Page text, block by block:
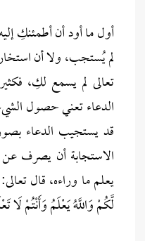
أول ما أود أن أطمئنكِ
لم يُستجب، ولا أن
تعالى لم يسمع لكِ،
الدعاء تعني حصول الشيء
قد يستجيب الدعاء
الاستجابة أن يصرف عن
يعلم ما وراءه، قال
لَّكُمْ وَاللَّهُ يَعْلَمُ وَأَنْتُمْ لَا